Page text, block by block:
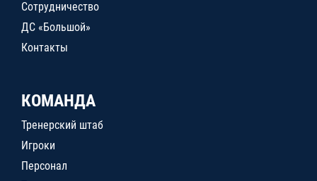
Сотрудничество
ДС «Большой»
Контакты
КОМАНДА
Тренерский штаб
Игроки
Персонал